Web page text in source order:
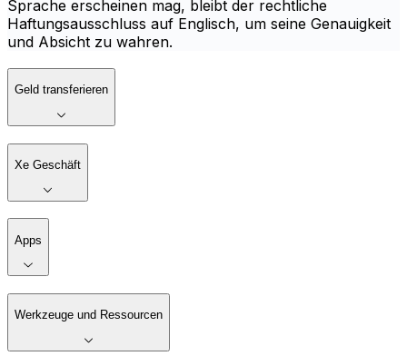
Sprache erscheinen mag, bleibt der rechtliche
Haftungsausschluss auf Englisch, um seine Genauigkeit
und Absicht zu wahren.
Geld transferieren
Xe Geschäft
Apps
Werkzeuge und Ressourcen